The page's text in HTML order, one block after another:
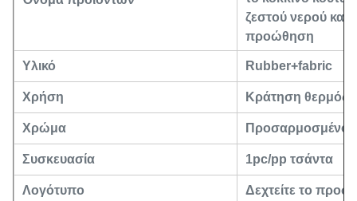
ζεστού νερού
προώθηση
Υλικό Rubber+fabric
Χρήση Κράτηση θερμός
Χρώμα Προσαρμοσμένος
Συσκευασία 1pc/pp τσάντα
Λογότυπο Δεχτείτε το